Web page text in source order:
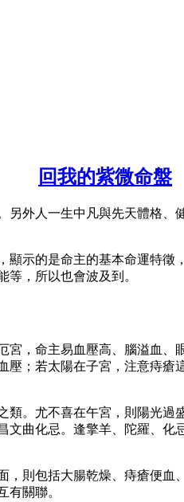
回我的紫微命盤
外人一生中凡與先天體格
示的是命主的基本命運特
，所以也會波及到。
，命主易血壓高、腦溢血
；若太陽在子宮，注意痔
。尤不喜在午宮，則陽光
曲化忌。逢擎羊、陀羅、
則包括大腸乾燥、痔瘡便
有關聯。